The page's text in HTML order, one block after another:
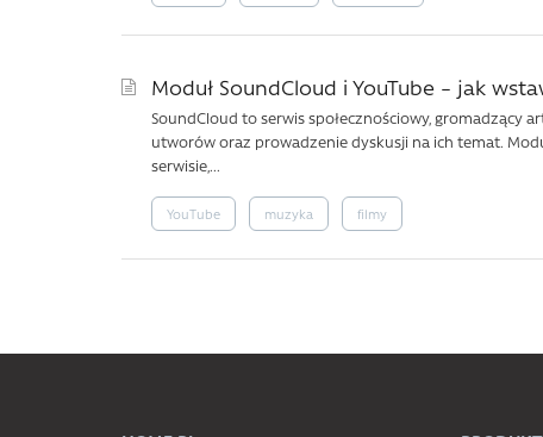
Moduł SoundCloud i YouTube – jak
SoundCloud to serwis społecznościowy, gromadzący
utworów oraz prowadzenie dyskusji na ich temat.
serwisie,...
YouTube muzyka filmy